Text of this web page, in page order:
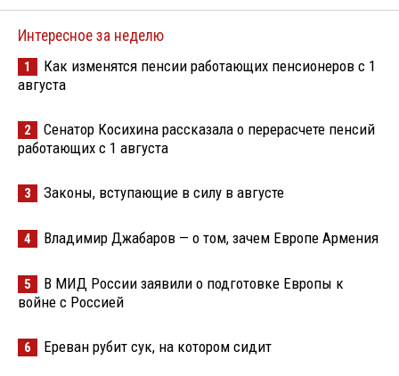
Интересное за неделю
1
Как изменятся пенсии работающих пенсионеров с 1
августа
2
Сенатор Косихина рассказала о перерасчете пенсий
работающих с 1 августа
3 Законы, вступающие в силу в августе
4 Владимир Джабаров — о том, зачем Европе Армения
5
В МИД России заявили о подготовке Европы к
войне с Россией
6 Ереван рубит сук, на котором сидит